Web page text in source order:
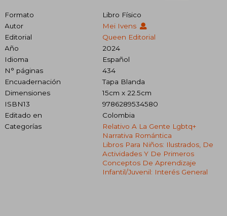
Formato
Libro Físico
Autor
Mei Ivens
Editorial
Queen Editorial
Año
2024
Idioma
Español
N° páginas
434
Encuadernación
Tapa Blanda
Dimensiones
15cm x 22.5cm
ISBN13
9786289534580
Editado en
Colombia
Categorías
Relativo A La Gente Lgbtq+
Narrativa Romántica
Libros Para Niños: Ilustrados, De
Actividades Y De Primeros
Conceptos De Aprendizaje
Infantil/juvenil: Interés General